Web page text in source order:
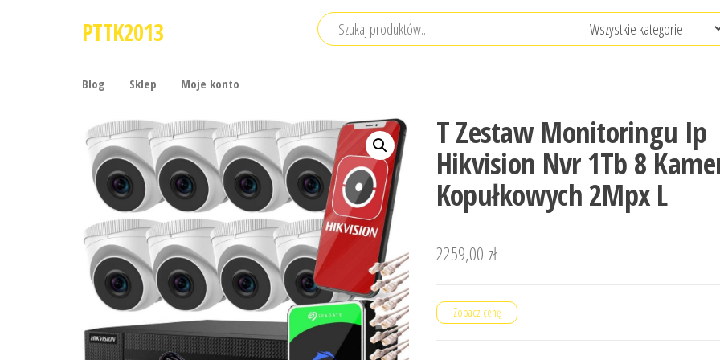
PTTK2013
Blog Sklep Moje konto
T Zestaw Monitoringu Ip
Hikvision Nvr 1Tb 8
Kopułkowych 2Mpx L
2259,00 zł
Zobacz cenę